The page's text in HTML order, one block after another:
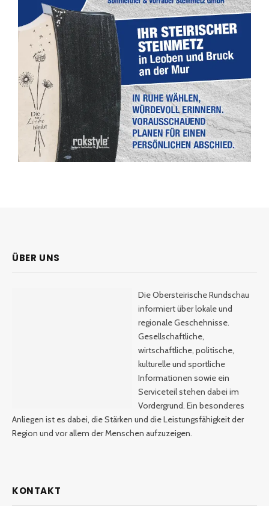
ÜBER UNS
Die Obersteirische Rundschau
informiert über lokale und
regionale Geschehnisse.
Gesellschaftliche,
wirtschaftliche, politische,
kulturelle und sportliche
Informationen sowie ein
Serviceteil stehen dabei im
Vordergrund. Ein besonderes
Anliegen ist es dabei, die Stärken und die Leistungsfähigkeit der
Region und vor allem der Menschen aufzuzeigen.
KONTAKT